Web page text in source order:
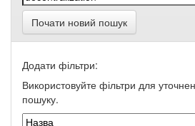
Почати новий пошук
Додати фільтри:
Використовуйте фільтри для
пошуку.